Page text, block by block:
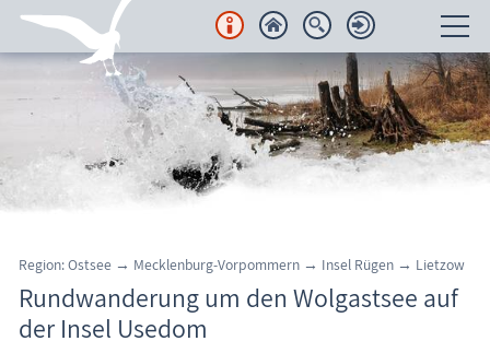
Unterkünfte
Regionales
Urlaubsorte
Karten
Freizeit
Region: Ostsee → Mecklenburg-Vorpommern → Insel Rügen → Lietzow
Rundwanderung um den Wolgastsee auf
der Insel Usedom